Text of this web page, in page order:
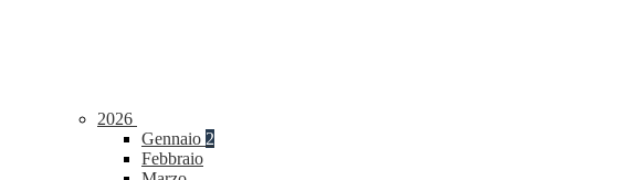
2026
Gennaio 2
Febbraio